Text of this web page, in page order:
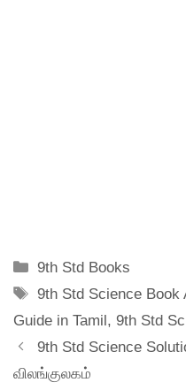
Categories
9th Std Books
Tags
9th Std Science Book
Guide in Tamil, 9th Std
9th Std Science
விலங்குலகம்